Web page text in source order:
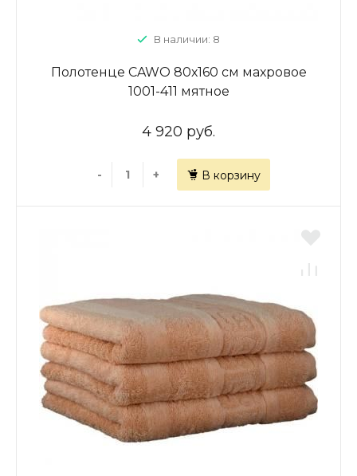
В наличии: 8
Полотенце CAWO 80х160 см махровое
1001-411 мятное
4 920 руб.
- + В корзину